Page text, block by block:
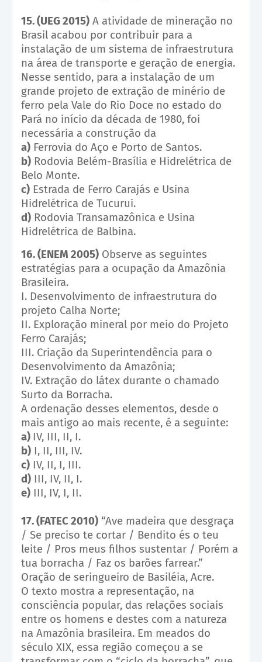
15. (UEG 2015) A atividade de mineração no
Brasil acabou por contribuir para a
instalação de um sistema de infraestrutura
na área de transporte e geração de energia.
Nesse sentido, para a instalação de um
grande projeto de extração de minério de
ferro pela Vale do Rio Doce no estado do
Pará no início da década de 1980, foi
necessária a construção da
a) Ferrovia do Aço e Porto de Santos.
b) Rodovia Belém-Brasília e Hidrelétrica de
Belo Monte.
c) Estrada de Ferro Carajás e Usina
Hidrelétrica de Tucurui.
d) Rodovia Transamazônica e Usina
Hidrelétrica de Balbina.
16. (ENEM 2005) Observe as seguintes
estratégias para a ocupação da Amazônia
Brasileira.
I. Desenvolvimento de infraestrutura do
projeto Calha Norte;
II. Exploração mineral por meio do Projeto
Ferro Carajás;
III. Criação da Superintendência para o
Desenvolvimento da Amazônia;
IV. Extração do látex durante o chamado
Surto da Borracha.
A ordenação desses elementos, desde o
mais antigo ao mais recente, é a seguinte:
a) IV, III, II, I.
b) I, II, III, IV.
c) IV, II, I, III.
d) III, IV, II, I.
e) III, IV, I, II.
17. (FATEC 2010) “Ave madeira que desgraça
/ Se preciso te cortar / Bendito és o teu
leite / Pros meus filhos sustentar / Porém a
tua borracha / Faz os barões farrear.”
Oração de seringueiro de Basiléia, Acre.
O texto mostra a representação, na
consciência popular, das relações sociais
entre os homens e destes com a natureza
na Amazônia brasileira. Em meados do
século XIX, essa região começou a se